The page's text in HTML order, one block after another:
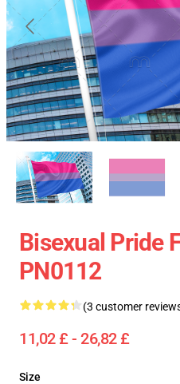
Bisexual Pride
PN0112
(3 customer
11,02 £ - 26,82 £
Size